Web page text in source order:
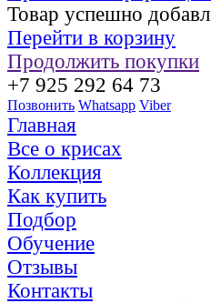
Товар успешно
Перейти в корзину
Продолжить покупки
+7 925 292 64 73
Позвонить Whatsapp Viber
Главная
Все о крисах
Коллекция
Как купить
Подбор
Обучение
Отзывы
Контакты